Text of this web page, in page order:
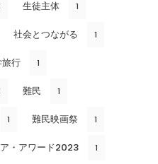
生徒主体 1
社会とつながる 1
行 1
難民 1
1 難民映画祭 1
・アワード2023 1